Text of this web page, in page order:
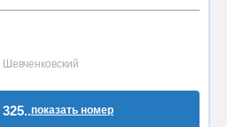
показать номер